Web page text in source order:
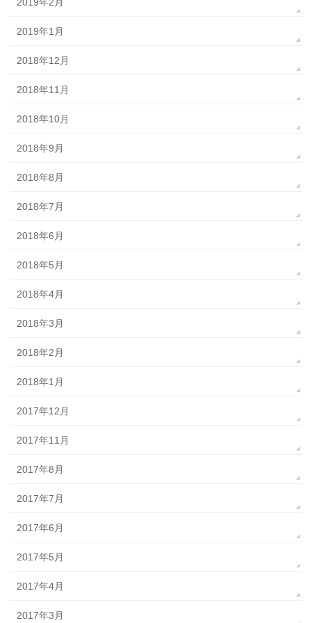
2019年1月
2018年12月
2018年11月
2018年10月
2018年9月
2018年8月
2018年7月
2018年6月
2018年5月
2018年4月
2018年3月
2018年2月
2018年1月
2017年12月
2017年11月
2017年8月
2017年7月
2017年6月
2017年5月
2017年4月
2017年3月